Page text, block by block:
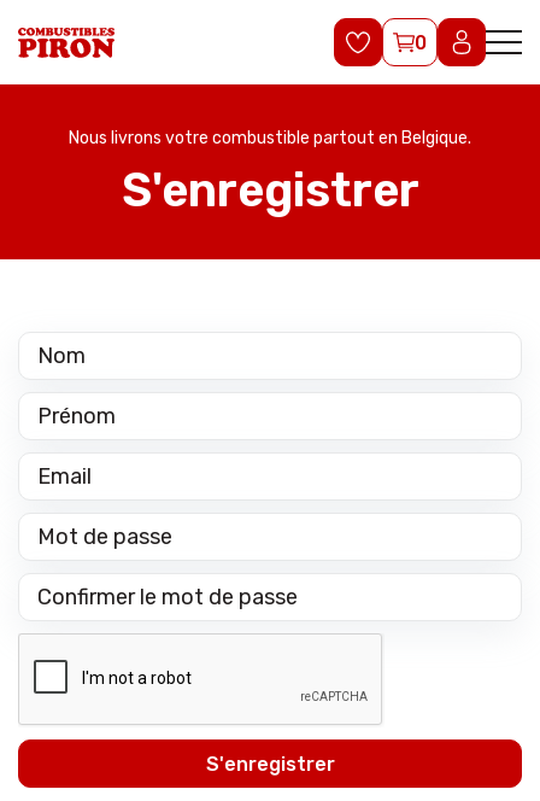
0
Nous livrons votre combustible partout en Belgique.
S'enregistrer
S'enregistrer